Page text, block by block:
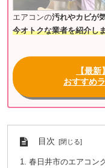
エアコンの汚れやカビが
今オトクな業者を紹介し
【最
おすすめ
目次
春日井市のエアコン